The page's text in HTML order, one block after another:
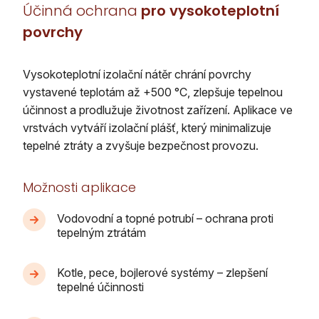
Účinná ochrana pro vysokoteplotní
povrchy
Vysokoteplotní izolační nátěr chrání povrchy
vystavené teplotám až +500 °C, zlepšuje tepelnou
účinnost a prodlužuje životnost zařízení. Aplikace ve
vrstvách vytváří izolační plášť, který minimalizuje
tepelné ztráty a zvyšuje bezpečnost provozu.
Možnosti aplikace
Vodovodní a topné potrubí – ochrana proti
tepelným ztrátám
Kotle, pece, bojlerové systémy – zlepšení
tepelné účinnosti